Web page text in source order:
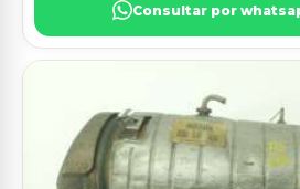
Consultar por